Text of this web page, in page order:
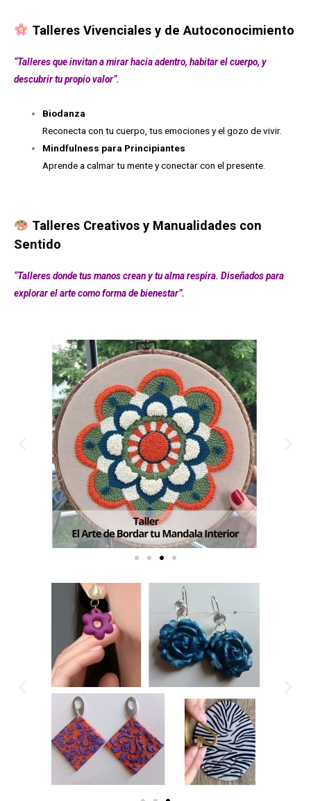
Talleres Vivenciales y de Autoconocimiento
“Talleres que invitan a mirar hacia adentro, habitar el cuerpo, y
descubrir tu propio valor”.
Biodanza
Reconecta con tu cuerpo, tus emociones y el gozo de vivir.
Mindfulness para Principiantes
Aprende a calmar tu mente y conectar con el presente.
Talleres Creativos y Manualidades con
Sentido
“Talleres donde tus manos crean y tu alma respira. Diseñados para
explorar el arte como forma de bienestar”.